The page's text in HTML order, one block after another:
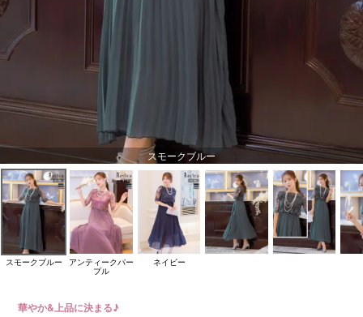
スモークブルー
スモークブルー アンティークパー
プル
ネイビー
華やか&上品に決まる♪